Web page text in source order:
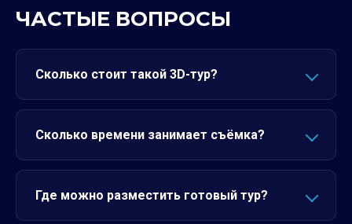
ЧАСТЫЕ ВОПРОСЫ
Сколько стоит такой 3D-тур?
Сколько времени занимает съёмка?
Где можно разместить готовый тур?